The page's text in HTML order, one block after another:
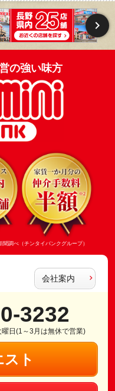
の強い味方
調べ（チンタイバンクグループ）
会社案内
3232
日(1～3月は無休で営業)
ト